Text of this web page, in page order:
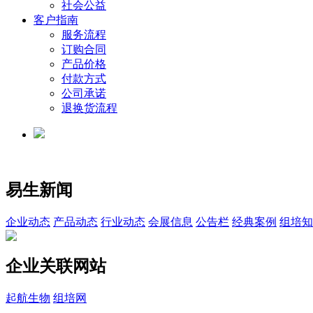
社会公益
客户指南
服务流程
订购合同
产品价格
付款方式
公司承诺
退换货流程
易生新闻
企业动态 产品动态 行业动态 会展信息 公告栏 经典案例 组培
企业关联网站
起航生物 组培网